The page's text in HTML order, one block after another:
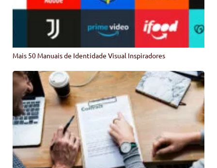
Mais 50 Manuais de Identidade Visual Inspiradores